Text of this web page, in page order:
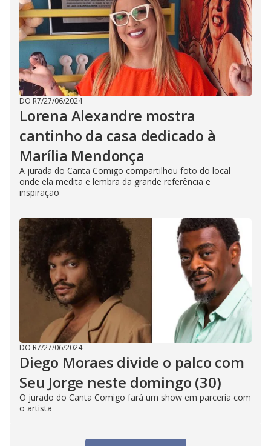
DO R7/27/06/2024
Lorena Alexandre mostra
cantinho da casa dedicado à
Marília Mendonça
A jurada do Canta Comigo compartilhou foto do local
onde ela medita e lembra da grande referência e
inspiração
DO R7/27/06/2024
Diego Moraes divide o palco com
Seu Jorge neste domingo (30)
O jurado do Canta Comigo fará um show em parceria com
o artista